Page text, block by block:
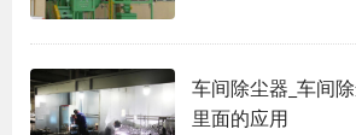
车间除尘器_车间
里面的应用